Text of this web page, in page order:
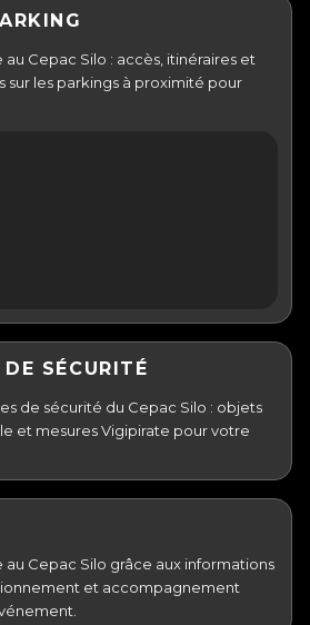
Cepac Silo : accès, itinéraires et
sur les parkings à proximité pour
SÉCURITÉ
de sécurité du Cepac Silo : objets
et mesures Vigipirate pour votre
Cepac Silo grâce aux informations
et accompagnement